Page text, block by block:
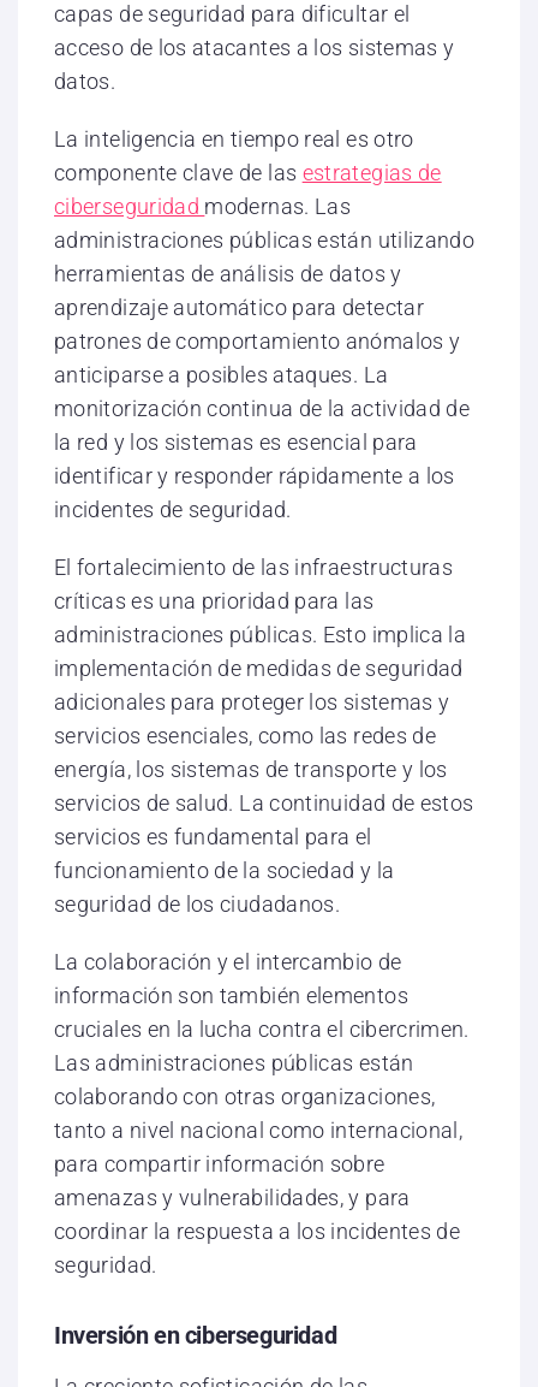
capas de seguridad para dificultar el
acceso de los atacantes a los sistemas y
datos.
La inteligencia en tiempo real es otro
componente clave de las estrategias de
ciberseguridad modernas. Las
administraciones públicas están utilizando
herramientas de análisis de datos y
aprendizaje automático para detectar
patrones de comportamiento anómalos y
anticiparse a posibles ataques. La
monitorización continua de la actividad de
la red y los sistemas es esencial para
identificar y responder rápidamente a los
incidentes de seguridad.
El fortalecimiento de las infraestructuras
críticas es una prioridad para las
administraciones públicas. Esto implica la
implementación de medidas de seguridad
adicionales para proteger los sistemas y
servicios esenciales, como las redes de
energía, los sistemas de transporte y los
servicios de salud. La continuidad de estos
servicios es fundamental para el
funcionamiento de la sociedad y la
seguridad de los ciudadanos.
La colaboración y el intercambio de
información son también elementos
cruciales en la lucha contra el cibercrimen.
Las administraciones públicas están
colaborando con otras organizaciones,
tanto a nivel nacional como internacional,
para compartir información sobre
amenazas y vulnerabilidades, y para
coordinar la respuesta a los incidentes de
seguridad.
Inversión en ciberseguridad